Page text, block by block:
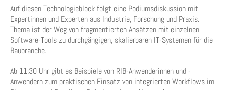
Auf diesen Technologieblock folgt eine Podiumsdiskussion mit
Expertinnen und Experten aus Industrie, Forschung und Praxis.
Thema ist der Weg von fragmentierten Ansätzen mit einzelnen
Software-Tools zu durchgängigen, skalierbaren IT-Systemen für die
Baubranche.
Ab 11:30 Uhr gibt es Beispiele von RIB-Anwenderinnen und -
Anwendern zum praktischen Einsatz von integrierten Workflows im